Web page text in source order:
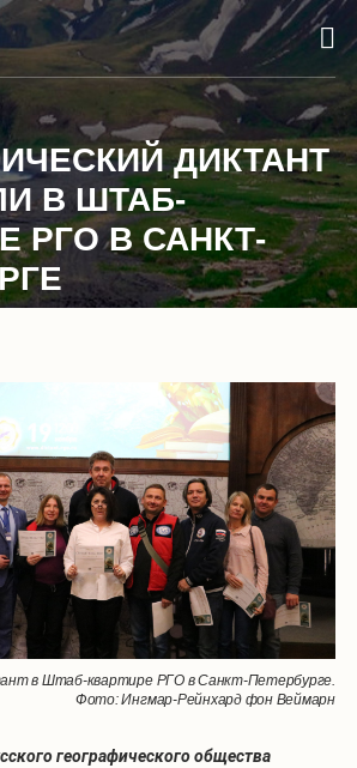
ДИКТАНТ
В ШТАБ-
РГО В САНКТ-
в Штаб-квартире РГО в Санкт-Петербурге.
Фото: Ингмар-Рейнхард фон Веймарн
географического общества